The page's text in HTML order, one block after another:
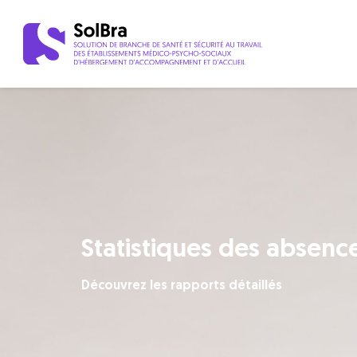
Statistiques des
Découvrez les rapports détaillés